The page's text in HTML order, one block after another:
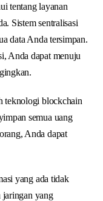
tentang layanan
Sistem sentralisasi
data Anda tersimpan.
Anda dapat menuju
teknologi blockchain
semua uang
Anda dapat
yang ada tidak
jaringan yang